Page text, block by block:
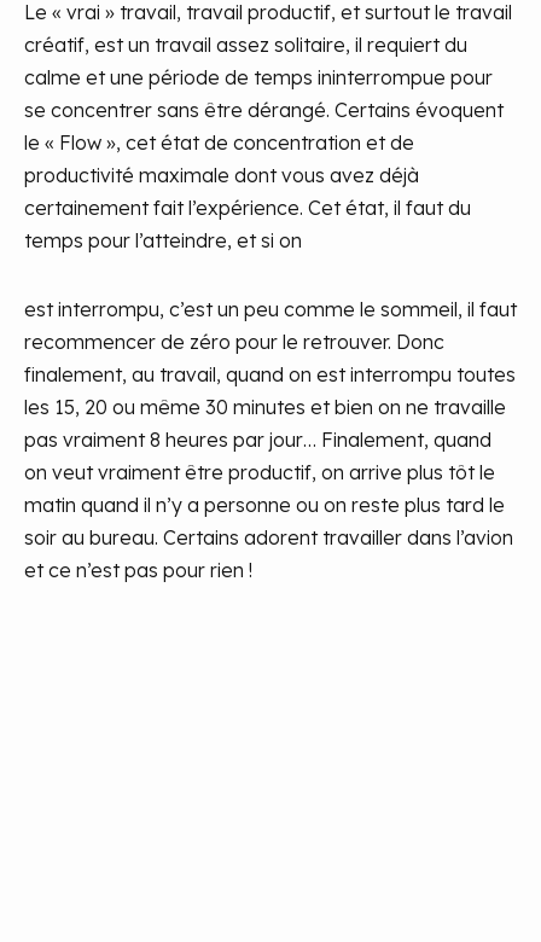
Le « vrai » travail, travail productif, et surtout le travail
créatif, est un travail assez solitaire, il requiert du
calme et une période de temps ininterrompue pour
se concentrer sans être dérangé. Certains évoquent
le « Flow », cet état de concentration et de
productivité maximale dont vous avez déjà
certainement fait l’expérience. Cet état, il faut du
temps pour l’atteindre, et si on
est interrompu, c’est un peu comme le sommeil, il faut
recommencer de zéro pour le retrouver. Donc
finalement, au travail, quand on est interrompu toutes
les 15, 20 ou même 30 minutes et bien on ne travaille
pas vraiment 8 heures par jour… Finalement, quand
on veut vraiment être productif, on arrive plus tôt le
matin quand il n’y a personne ou on reste plus tard le
soir au bureau. Certains adorent travailler dans l’avion
et ce n’est pas pour rien !